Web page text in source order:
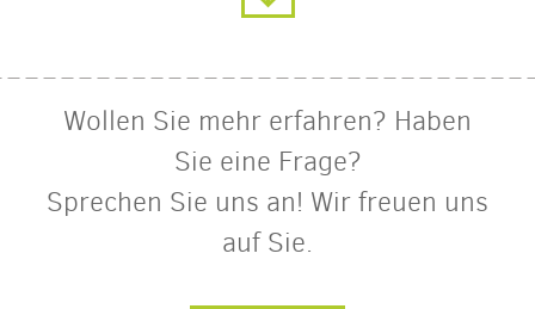
Wollen Sie mehr erfahren? Haben
Sie eine Frage?
Sprechen Sie uns an! Wir freuen uns
auf Sie.